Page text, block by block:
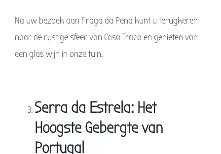
Na uw bezoek aan Fraga da Pena kunt u terugkeren
naar de rustige sfeer van Casa Traca en genieten van
een glas wijn in onze tuin.
Serra da Estrela: Het
Hoogste Gebergte van
Portugal